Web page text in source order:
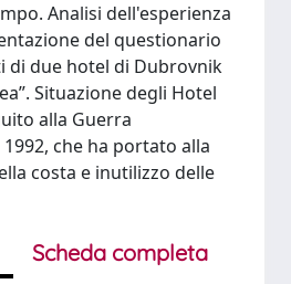
Analisi dell'esperienza
del questionario
due hotel di Dubrovnik
Situazione degli Hotel
alla Guerra
che ha portato alla
costa e inutilizzo delle
Scheda completa